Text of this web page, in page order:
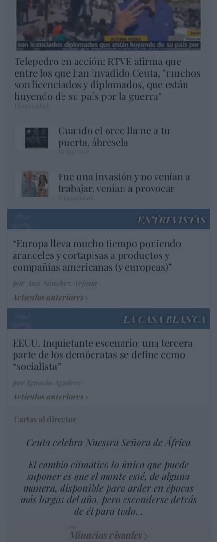
Telepedro en acción: RTVE afirma que
entre los que han invadido Ceuta, "muchos
son licenciados y diplomados, que están
huyendo de su país por la guerra"
Cuando el orco llame a tu
puerta, ábresela
Fue una invasión y no venían a
trabajar, venían a provocar
ENTREVISTAS
“Europa lleva mucho tiempo poniendo
aranceles y cortapisas a productos y
compañías americanas (y europeas)”
Artículos anteriores
LA CASA BLANCA
EEUU. Inquietante escenario: una tercera
parte de los demócratas se define como
“socialista”
Artículos anteriores
Cartas al director
Ceuta celebra Nuestra Señora de África
El cambio climático lo único que puede
suponer es que el monte esté, de alguna
manera, disponible para arder en épocas
más largas del año, pero esconderse detrás
de él para todo…
Minucias visuales